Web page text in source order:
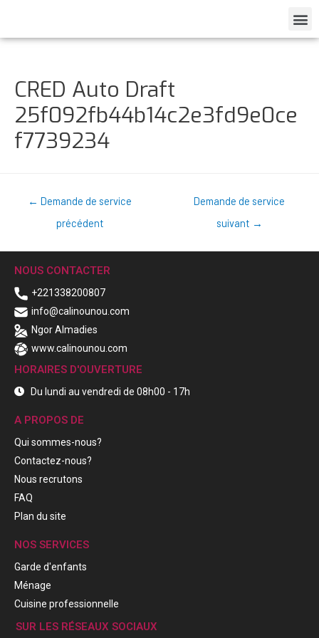
CRED Auto Draft
25f092fb44b14c2e3fd9e0ce
f7739234
← Demande de service
précédent
Demande de service
suivant →
NOUS CONTACTER
+221338200807
info@calinounou.com
Ngor Almadies
www.calinounou.com
HORAIRES D'OUVERTURE
Du lundi au vendredi de 08h00 - 17h
A PROPOS DE
Qui sommes-nous?
Contactez-nous?
Nous recrutons
FAQ
Plan du site
NOS SERVICES
Garde d'enfants
Ménage
Cuisine professionnelle
SUR LES RÉSEAUX SOCIAUX